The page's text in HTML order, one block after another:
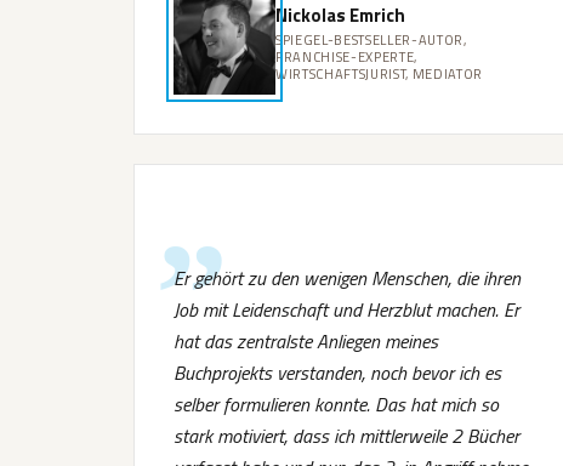
Nickolas Emrich
SPIEGEL-BESTSELLER-AUTOR,
FRANCHISE-EXPERTE,
WIRTSCHAFTSJURIST, MEDIATOR
Er gehört zu den wenigen Menschen, die ihren
Job mit Leidenschaft und Herzblut machen. Er
hat das zentralste Anliegen meines
Buchprojekts verstanden, noch bevor ich es
selber formulieren konnte. Das hat mich so
stark motiviert, dass ich mittlerweile 2 Bücher